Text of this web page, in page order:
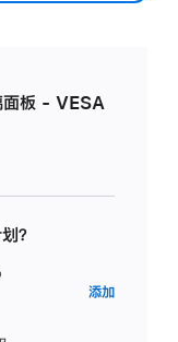
板 - VESA
？
添加